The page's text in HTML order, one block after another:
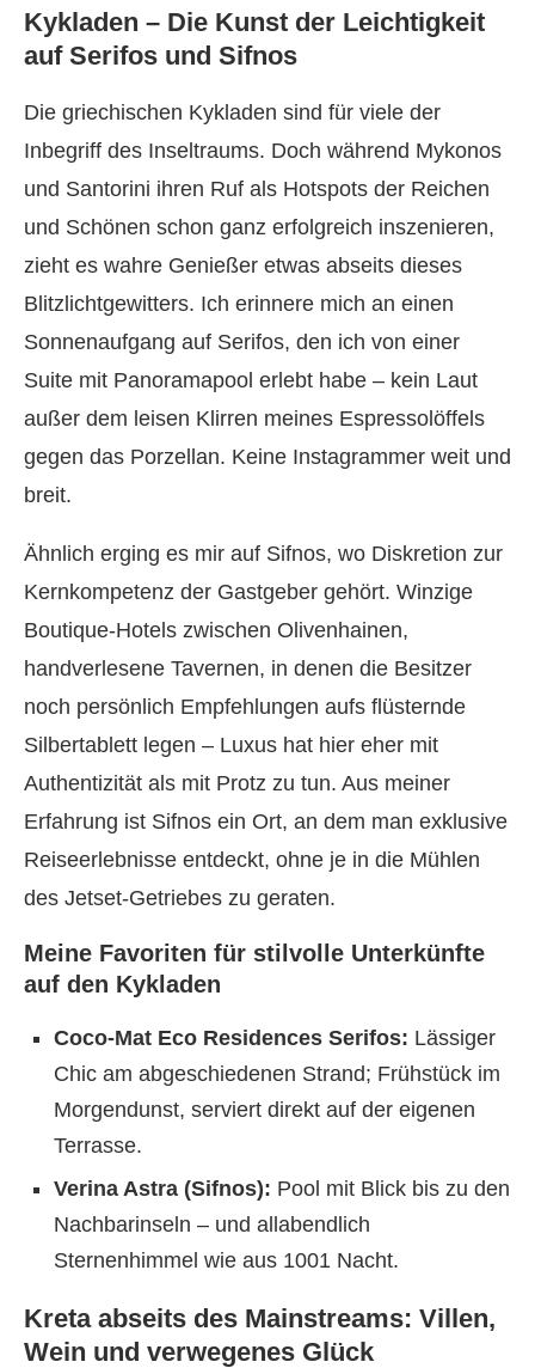
Kykladen – Die Kunst der Leichtigkeit
auf Serifos und Sifnos
Die griechischen Kykladen sind für viele der
Inbegriff des Inseltraums. Doch während Mykonos
und Santorini ihren Ruf als Hotspots der Reichen
und Schönen schon ganz erfolgreich inszenieren,
zieht es wahre Genießer etwas abseits dieses
Blitzlichtgewitters. Ich erinnere mich an einen
Sonnenaufgang auf Serifos, den ich von einer
Suite mit Panoramapool erlebt habe – kein Laut
außer dem leisen Klirren meines Espressolöffels
gegen das Porzellan. Keine Instagrammer weit und
breit.
Ähnlich erging es mir auf Sifnos, wo Diskretion zur
Kernkompetenz der Gastgeber gehört. Winzige
Boutique-Hotels zwischen Olivenhainen,
handverlesene Tavernen, in denen die Besitzer
noch persönlich Empfehlungen aufs flüsternde
Silbertablett legen – Luxus hat hier eher mit
Authentizität als mit Protz zu tun. Aus meiner
Erfahrung ist Sifnos ein Ort, an dem man exklusive
Reiseerlebnisse entdeckt, ohne je in die Mühlen
des Jetset-Getriebes zu geraten.
Meine Favoriten für stilvolle Unterkünfte
auf den Kykladen
Coco-Mat Eco Residences Serifos: Lässiger
Chic am abgeschiedenen Strand; Frühstück im
Morgendunst, serviert direkt auf der eigenen
Terrasse.
Verina Astra (Sifnos): Pool mit Blick bis zu den
Nachbarinseln – und allabendlich
Sternenhimmel wie aus 1001 Nacht.
Kreta abseits des Mainstreams: Villen,
Wein und verwegenes Glück